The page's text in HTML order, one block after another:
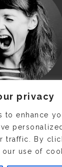
privacy
to enhance
traffic. By
use of
DELPHINE
COLLIN
PHOTO !